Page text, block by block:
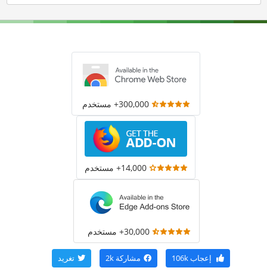
300,000+ مستخدم
14,000+ مستخدم
30,000+ مستخدم
إعجاب106k مشاركة 2k تغريد